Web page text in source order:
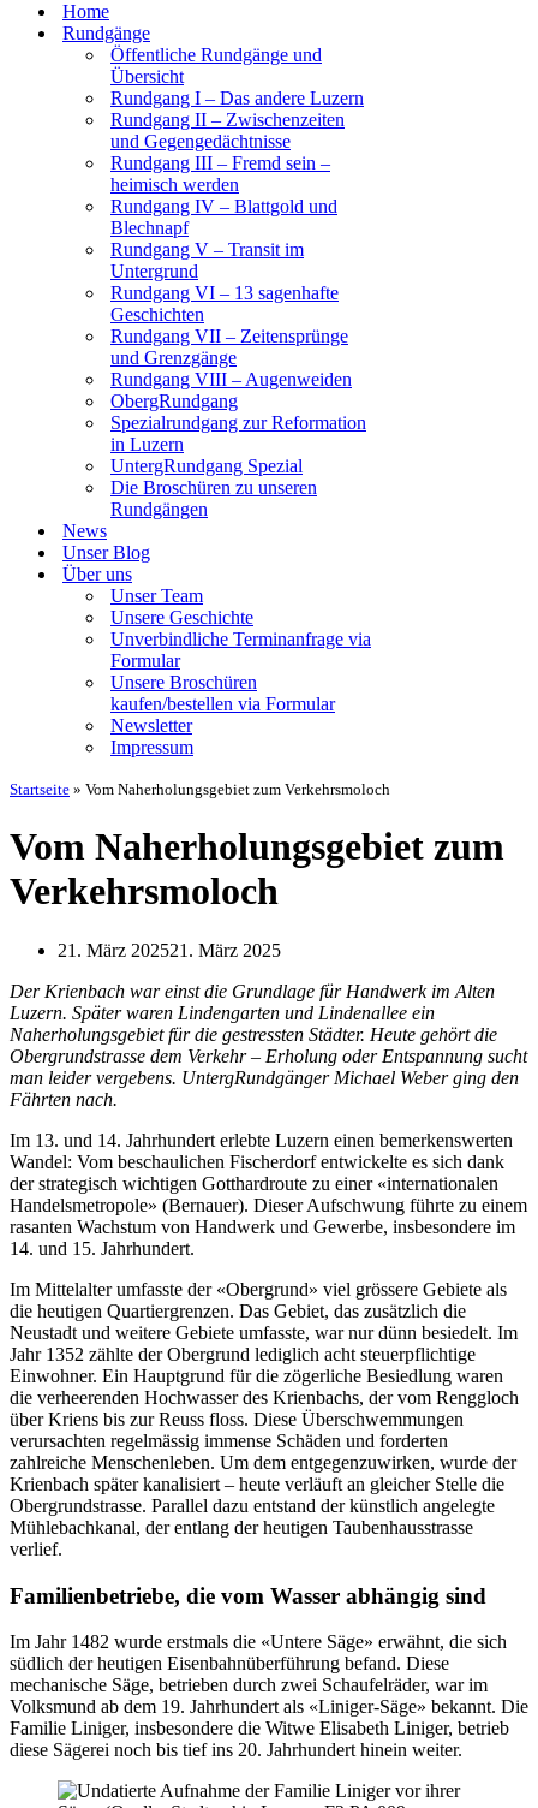
Home
Rundgänge
Öffentliche Rundgänge und
Übersicht
Rundgang I – Das andere Luzern
Rundgang II – Zwischenzeiten
und Gegengedächtnisse
Rundgang III – Fremd sein –
heimisch werden
Rundgang IV – Blattgold und
Blechnapf
Rundgang V – Transit im
Untergrund
Rundgang VI – 13 sagenhafte
Geschichten
Rundgang VII – Zeitensprünge
und Grenzgänge
Rundgang VIII – Augenweiden
ObergRundgang
Spezialrundgang zur Reformation
in Luzern
UntergRundgang Spezial
Die Broschüren zu unseren
Rundgängen
News
Unser Blog
Über uns
Unser Team
Unsere Geschichte
Unverbindliche Terminanfrage via
Formular
Unsere Broschüren
kaufen/bestellen via Formular
Newsletter
Impressum
Startseite » Vom Naherholungsgebiet zum Verkehrsmoloch
Vom Naherholungsgebiet zum
Verkehrsmoloch
21. März 202521. März 2025
Der Krienbach war einst die Grundlage für Handwerk im Alten
Luzern. Später waren Lindengarten und Lindenallee ein
Naherholungsgebiet für die gestressten Städter. Heute gehört die
Obergrundstrasse dem Verkehr – Erholung oder Entspannung sucht
man leider vergebens. UntergRundgänger Michael Weber ging den
Fährten nach.
Im 13. und 14. Jahrhundert erlebte Luzern einen bemerkenswerten
Wandel: Vom beschaulichen Fischerdorf entwickelte es sich dank
der strategisch wichtigen Gotthardroute zu einer «internationalen
Handelsmetropole» (Bernauer). Dieser Aufschwung führte zu einem
rasanten Wachstum von Handwerk und Gewerbe, insbesondere im
14. und 15. Jahrhundert.
Im Mittelalter umfasste der «Obergrund» viel grössere Gebiete als
die heutigen Quartiergrenzen. Das Gebiet, das zusätzlich die
Neustadt und weitere Gebiete umfasste, war nur dünn besiedelt. Im
Jahr 1352 zählte der Obergrund lediglich acht steuerpflichtige
Einwohner. Ein Hauptgrund für die zögerliche Besiedlung waren
die verheerenden Hochwasser des Krienbachs, der vom Renggloch
über Kriens bis zur Reuss floss. Diese Überschwemmungen
verursachten regelmässig immense Schäden und forderten
zahlreiche Menschenleben. Um dem entgegenzuwirken, wurde der
Krienbach später kanalisiert – heute verläuft an gleicher Stelle die
Obergrundstrasse. Parallel dazu entstand der künstlich angelegte
Mühlebachkanal, der entlang der heutigen Taubenhausstrasse
verlief.
Familienbetriebe, die vom Wasser abhängig sind
Im Jahr 1482 wurde erstmals die «Untere Säge» erwähnt, die sich
südlich der heutigen Eisenbahnüberführung befand. Diese
mechanische Säge, betrieben durch zwei Schaufelräder, war im
Volksmund ab dem 19. Jahrhundert als «Liniger-Säge» bekannt. Die
Familie Liniger, insbesondere die Witwe Elisabeth Liniger, betrieb
diese Sägerei noch bis tief ins 20. Jahrhundert hinein weiter.